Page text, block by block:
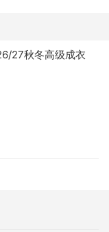
27秋冬高级成衣